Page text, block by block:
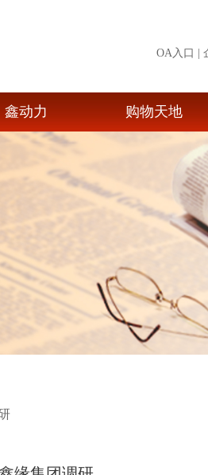
OA入口
鑫动力 购物天地